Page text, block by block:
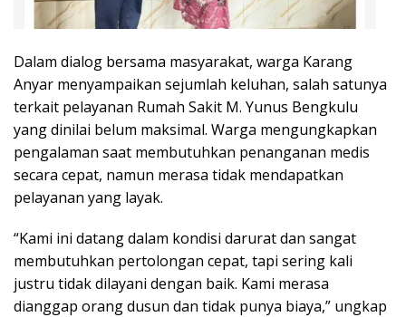
Dalam dialog bersama masyarakat, warga Karang
Anyar menyampaikan sejumlah keluhan, salah satunya
terkait pelayanan Rumah Sakit M. Yunus Bengkulu
yang dinilai belum maksimal. Warga mengungkapkan
pengalaman saat membutuhkan penanganan medis
secara cepat, namun merasa tidak mendapatkan
pelayanan yang layak.
“Kami ini datang dalam kondisi darurat dan sangat
membutuhkan pertolongan cepat, tapi sering kali
justru tidak dilayani dengan baik. Kami merasa
dianggap orang dusun dan tidak punya biaya,” ungkap